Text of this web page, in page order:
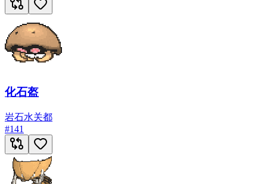
化石盔
岩石水关都
#141